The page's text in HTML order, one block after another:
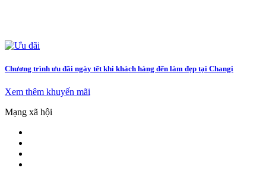
Chương trình ưu đãi ngày tết khi khách hàng đến làm đẹp tại Changi
Xem thêm khuyến mãi
Mạng xã hội